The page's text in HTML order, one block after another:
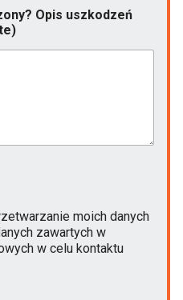
Opis uszkodzeń
moich danych
zawartych w
w celu kontaktu